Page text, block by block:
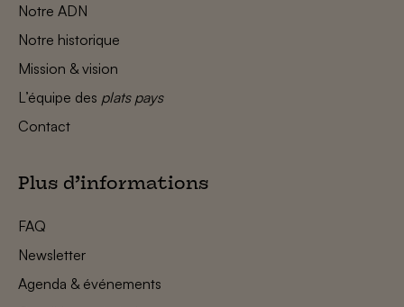
Notre ADN
Notre historique
Mission & vision
L’équipe des plats pays
Contact
Plus d’informations
FAQ
Newsletter
Agenda & événements